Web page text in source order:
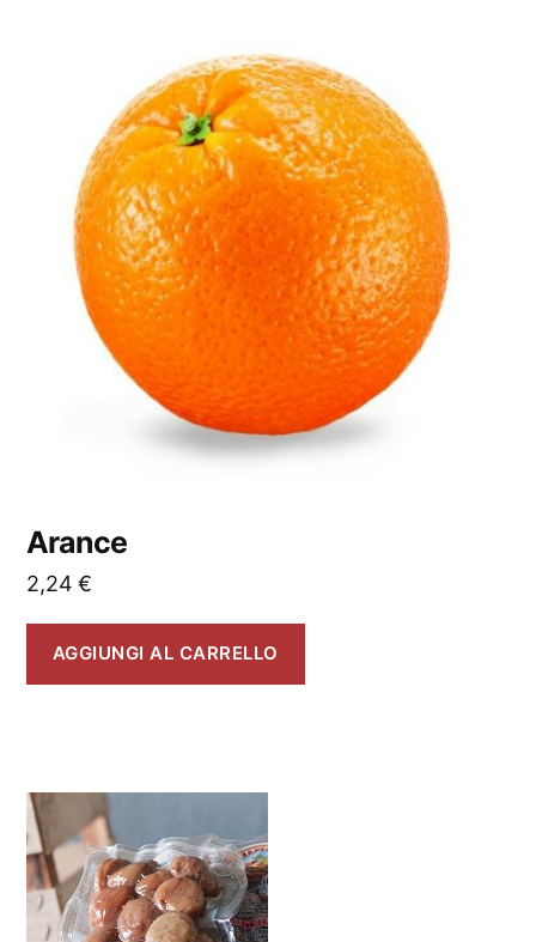
Arance
2,24€
AGGIUNGI AL CARRELLO